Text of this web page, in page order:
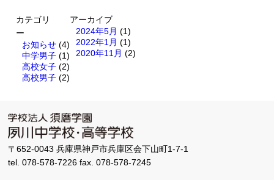
カテゴリ
ー
お知らせ (4)
中学男子 (1)
高校女子 (2)
高校男子 (2)
アーカイブ
2024年5月 (1)
2022年1月 (1)
2020年11月 (2)
〒652-0043 兵庫県神戸市兵庫区会下山町1-7-1
tel. 078-578-7226 fax. 078-578-7245